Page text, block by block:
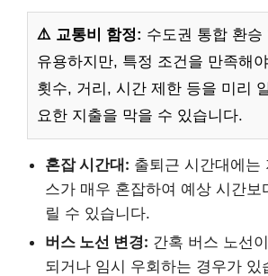
⚠️ 교통비 함정: 수도권 통합 환승
유용하지만, 특정 조건을 만족해
횟수, 거리, 시간 제한 등을 미리
요한 지출을 막을 수 있습니다.
혼잡 시간대: 출퇴근 시간대에는
스가 매우 혼잡하여 예상 시간보
릴 수 있습니다.
버스 노선 변경: 간혹 버스 노선
되거나 임시 우회하는 경우가 있